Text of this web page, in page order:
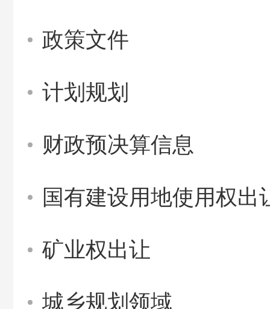
政策文件
计划规划
财政预决算信息
国有建设用地使用权出
矿业权出让
城乡规划领域